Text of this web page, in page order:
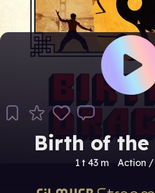
Birth of the
1 t 43 m Action